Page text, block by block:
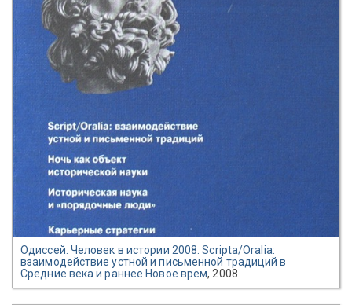
Одиссей. Человек в истории 2008. Scripta/Oralia:
взаимодействие устной и письменной традиций в
Средние века и раннее Новое врем, 2008